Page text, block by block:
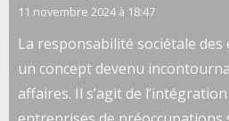
11 novembre 2024 à 18:47
La responsabilité sociétale des
un concept devenu
affaires. Il s’agit de